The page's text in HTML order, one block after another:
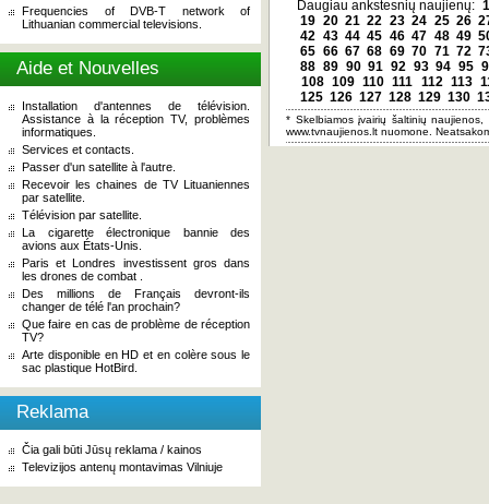
Frequencies of DVB-T network of
Lithuanian commercial televisions.
Aide et Nouvelles
Installation d'antennes de télévision.
Assistance à la réception TV, problèmes
informatiques.
Services et contacts.
Passer d'un satellite à l'autre.
Recevoir les chaines de TV Lituaniennes
par satellite.
Télévision par satellite.
La cigarette électronique bannie des
avions aux États-Unis.
Paris et Londres investissent gros dans
les drones de combat .
Des millions de Français devront-ils
changer de télé l'an prochain?
Que faire en cas de problème de réception
TV?
Arte disponible en HD et en colère sous le
sac plastique HotBird.
Reklama
Čia gali būti Jūsų reklama / kainos
Televizijos antenų montavimas Vilniuje
Daugiau ankstesnių naujienų: 1
19 20 21 22 23 24 25 26
42 43 44 45 46 47 48 49
65 66 67 68 69 70 71 72
88 89 90 91 92 93 94 95
108 109 110 111 112 113
125 126 127 128 129 130
* Skelbiamos įvairių šaltinių
www.tvnaujienos.lt nuomone.